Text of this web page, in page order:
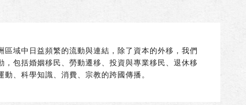
區域中日益頻繁的流動與連結，除了資本的外移，我們
，包括婚姻移民、勞動遷移、投資與專業移民、退休移
、科學知識、消費、宗教的跨國傳播。